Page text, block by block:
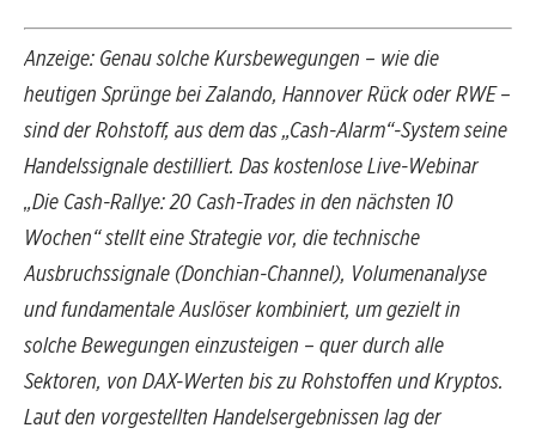
Anzeige: Genau solche Kursbewegungen – wie die
heutigen Sprünge bei Zalando, Hannover Rück oder RWE –
sind der Rohstoff, aus dem das „Cash-Alarm“-System seine
Handelssignale destilliert. Das kostenlose Live-Webinar
„Die Cash-Rallye: 20 Cash-Trades in den nächsten 10
Wochen“ stellt eine Strategie vor, die technische
Ausbruchssignale (Donchian-Channel), Volumenanalyse
und fundamentale Auslöser kombiniert, um gezielt in
solche Bewegungen einzusteigen – quer durch alle
Sektoren, von DAX-Werten bis zu Rohstoffen und Kryptos.
Laut den vorgestellten Handelsergebnissen lag der